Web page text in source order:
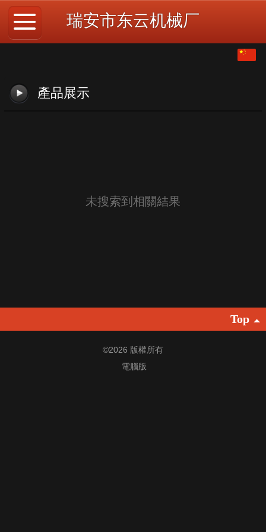
瑞安市东云机械厂
產品展示
未搜索到相關結果
Top
©2026 版權所有
電腦版